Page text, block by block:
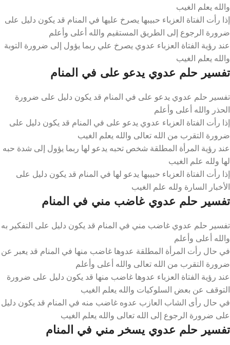
والله يعلم الغيب
إذا رأت الفتاة العزباء حبيبها يصرخ عليها في المنام قد يكون دليل على
ضرورة الرجوع إلى الطريق المستقيم والله أعلى وأعلم
عند رؤية الفتاة العزباء عدوي يصرخ علي ربما يؤول إلى ضرورة التوبة
والله يعلم الغيب
تفسير حلم عدوي يدعو على في المنام
تفسير حلم عدوي يدعو على في المنام قد يكون دليل على ضرورة
الحذر والله أعلى وأعلم
إذا رأت الفتاة العزباء عدوي يدعو على في المنام قد يكون دليل على
ضرورة التقرب من الله تعالى والله يعلم الغيب
عند رؤية المرأة المطلقة شخص تحبه يدعو لها ربما يؤول إلى شدة حبه
لها ولله علم الغيب
إذا رأت الفتاة العزباء حبيبها يدعو لها في المنام قد يكون دليل على
الأخبار السارة ولله علم الغيب
تفسير حلم عدوي غاضب مني في المنام
تفسير حلم عدوي غاضب مني في المنام قد يكون دليل على التفكير به
والله أعلى وأعلم
في حال رأت المرأة المطلقة عدوها غاضب منها في المنام قد يعبر عن
ضرورة التقرب من الله تعالى والله أعلى وأعلم
عند رؤية الفتاة العزباء عدوها غاضب منها قد يكون دليل على ضرورة
التوقف عن بعض السلوكيات والله يعلم الغيب
في حال رأى الشاب العازب عدوه غاضب منه في المنام قد يكون دليل
على ضرورة الرجوع إلى الله تعالى والله يعلم الغيب
تفسير حلم عدوي يسخر مني في المنام